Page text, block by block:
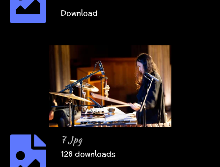
Download
7 Jpg
128 downloads